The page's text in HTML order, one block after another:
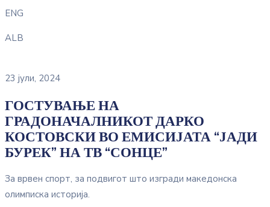
ENG
ALB
23 јули, 2024
ГОСТУВАЊЕ НА
ГРАДОНАЧАЛНИКОТ ДАРКО
КОСТОВСКИ ВО ЕМИСИЈАТА “ЈАДИ
БУРЕК” НА ТВ “СОНЦЕ”
За врвен спорт, за подвигот што изгради македонска
олимписка историја.